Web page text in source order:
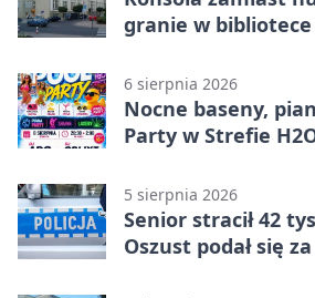
granie w bibliotece
6 sierpnia 2026
Nocne baseny,
Party w Strefie
5 sierpnia 2026
Senior stracił 42
Oszust podał się